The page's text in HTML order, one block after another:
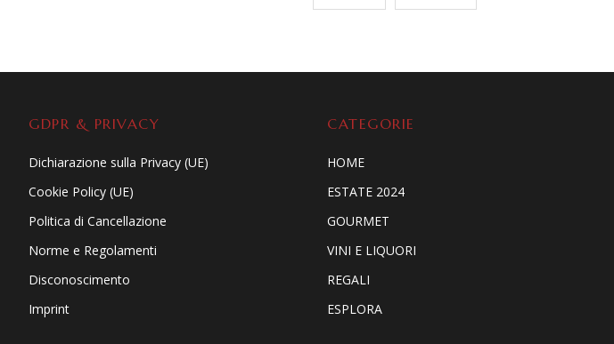
GDPR & PRIVACY
Dichiarazione sulla Privacy (UE)
Cookie Policy (UE)
Politica di Cancellazione
Norme e Regolamenti
Disconoscimento
Imprint
CATEGORIE
HOME
ESTATE 2024
GOURMET
VINI E LIQUORI
REGALI
ESPLORA